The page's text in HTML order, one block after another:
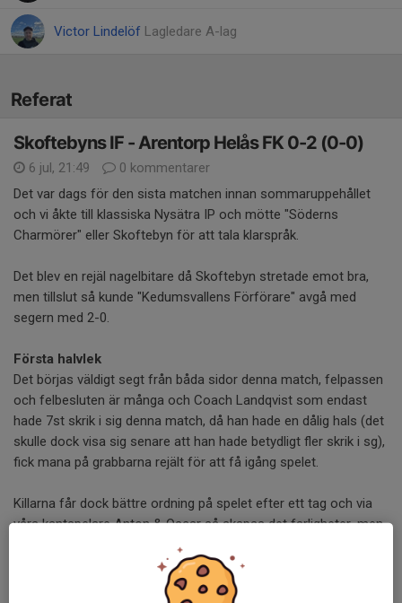
Victor Lindelöf Lagledare A-lag
Referat
Skoftebyns IF - Arentorp Helås FK 0-2 (0-0)
6 jul, 21:49
0 kommentarer
Det var dags för den sista matchen innan sommaruppehållet
och vi åkte till klassiska Nysätra IP och mötte "Söderns
Charmörer" eller Skoftebyn för att tala klarspråk.
Det blev en rejäl nagelbitare då Skoftebyn stretade emot bra,
men tillslut så kunde "Kedumsvallens Förförare" avgå med
segern med 2-0.
Första halvlek
Det börjas väldigt segt från båda sidor denna match, felpassen
och felbesluten är många och Coach Landqvist som endast
hade 7st skrik i sig denna match, då han hade en dålig hals (det
skulle dock visa sig senare att han hade betydligt fler skrik i sg),
fick mana på grabbarna rejält för att få igång spelet.
Killarna får dock bättre ordning på spelet efter ett tag och via
våra kantspelare Anton & Oscar så skapas det farligheter, men
är det inte sämre avslut när bollen kommer in i straffområdet,
så är SIF-ben eller en grönklädd SIF-målvakt i vägen.